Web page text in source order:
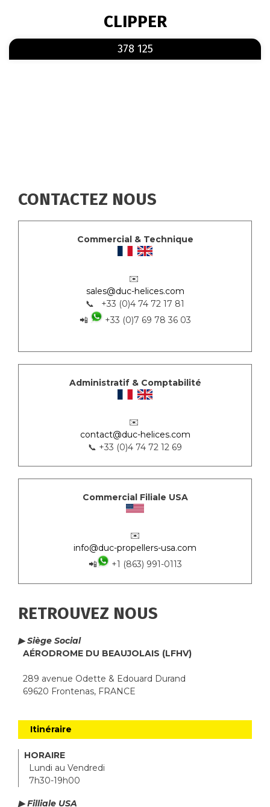
CLIPPER
378 125
CONTACTEZ NOUS
Commercial & Technique
✉️
sales@duc-helices.com
📞 +33 (0)4 74 72 17 81
📲
+33 (0)7 69 78 36 03
Administratif & Comptabilité
✉️
contact@duc-helices.com
📞 +33 (0)4 74 72 12 69
Commercial Filiale USA
✉️
info@duc-propellers-usa.com
📲
+1 (863) 991-0113
RETROUVEZ NOUS
▶ Siège Social
AÉRODROME DU BEAUJOLAIS (LFHV)
289 avenue Odette & Edouard Durand
69620 Frontenas, FRANCE
Itinéraire
HORAIRE
Lundi au Vendredi
7h30-19h00
▶ Filliale USA